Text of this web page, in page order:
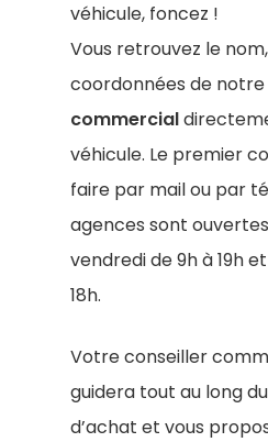
véhicule, foncez !
Vous retrouvez le
coordonnées de notre
commercial
véhicule. Le premier
faire par mail ou par
agences sont
vendredi de 9h à 19h
18h.
Votre conseiller
guidera tout au long
d’achat et vous